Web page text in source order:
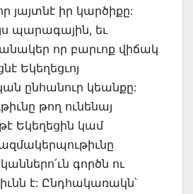
յայտնէ իր կարծիքը:
պարագային, եւ
որ բարւոք վիճակ
Եկեղեցւոյ
ընհանուր կեանքը:
թող ունենայ
Եկեղեցին կամ
գործն ու
է: Ընդհակառակն՝